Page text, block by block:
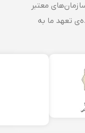
معتبر
ما به